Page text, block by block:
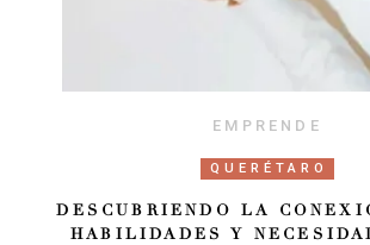
EMPRENDE
QUERÉTARO
DESCUBRIENDO LA
HABILIDADES Y